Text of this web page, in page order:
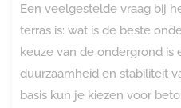
Een veelgestelde vraag bij
terras is: wat is de beste
keuze van de ondergrond is
duurzaamheid en stabiliteit
basis kun je kiezen voor